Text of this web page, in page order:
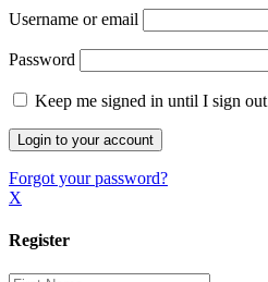
Username or email
Password
Keep me signed in until I sign out
Forgot your password?
X
Register